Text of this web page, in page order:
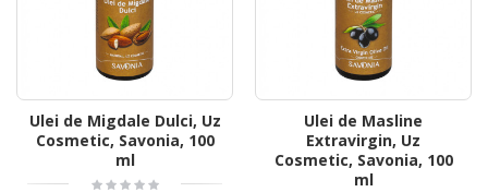
Ulei de Migdale Dulci, Uz
Cosmetic, Savonia, 100
ml
Ulei de Masline
Extravirgin, Uz
Cosmetic, Savonia, 100
ml